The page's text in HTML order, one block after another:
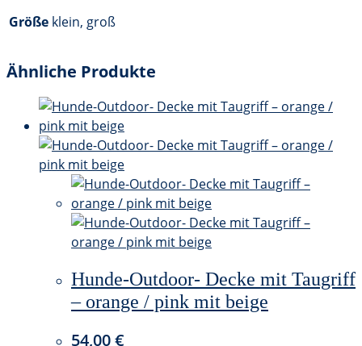
Größe klein, groß
Ähnliche Produkte
Hunde-Outdoor- Decke mit Taugriff
– orange / pink mit beige
54,00€